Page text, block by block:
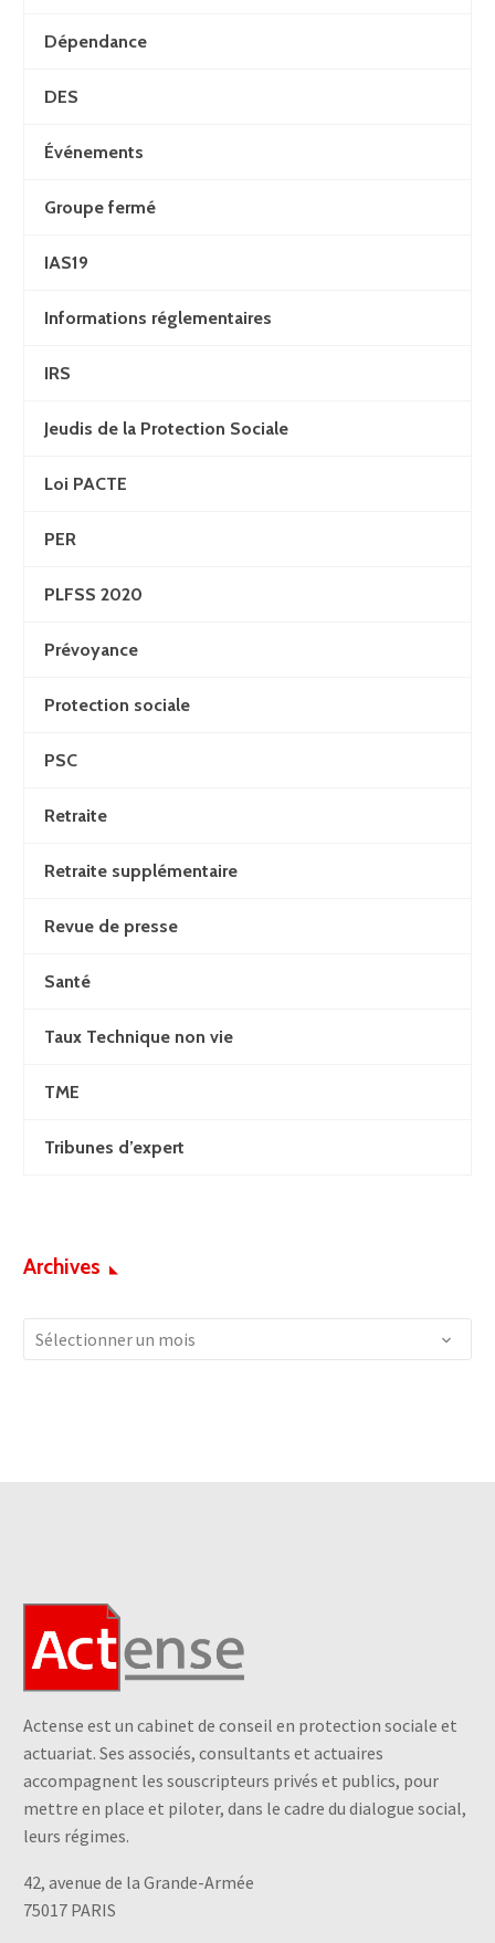
Dépendance
DES
Événements
Groupe fermé
IAS19
Informations réglementaires
IRS
Jeudis de la Protection Sociale
Loi PACTE
PER
PLFSS 2020
Prévoyance
Protection sociale
PSC
Retraite
Retraite supplémentaire
Revue de presse
Santé
Taux Technique non vie
TME
Tribunes d’expert
Archives
Archives
Sélectionner un mois
Actense est un cabinet de conseil en protection sociale et
actuariat. Ses associés, consultants et actuaires
accompagnent les souscripteurs privés et publics, pour
mettre en place et piloter, dans le cadre du dialogue social,
leurs régimes.
42, avenue de la Grande-Armée
75017 PARIS